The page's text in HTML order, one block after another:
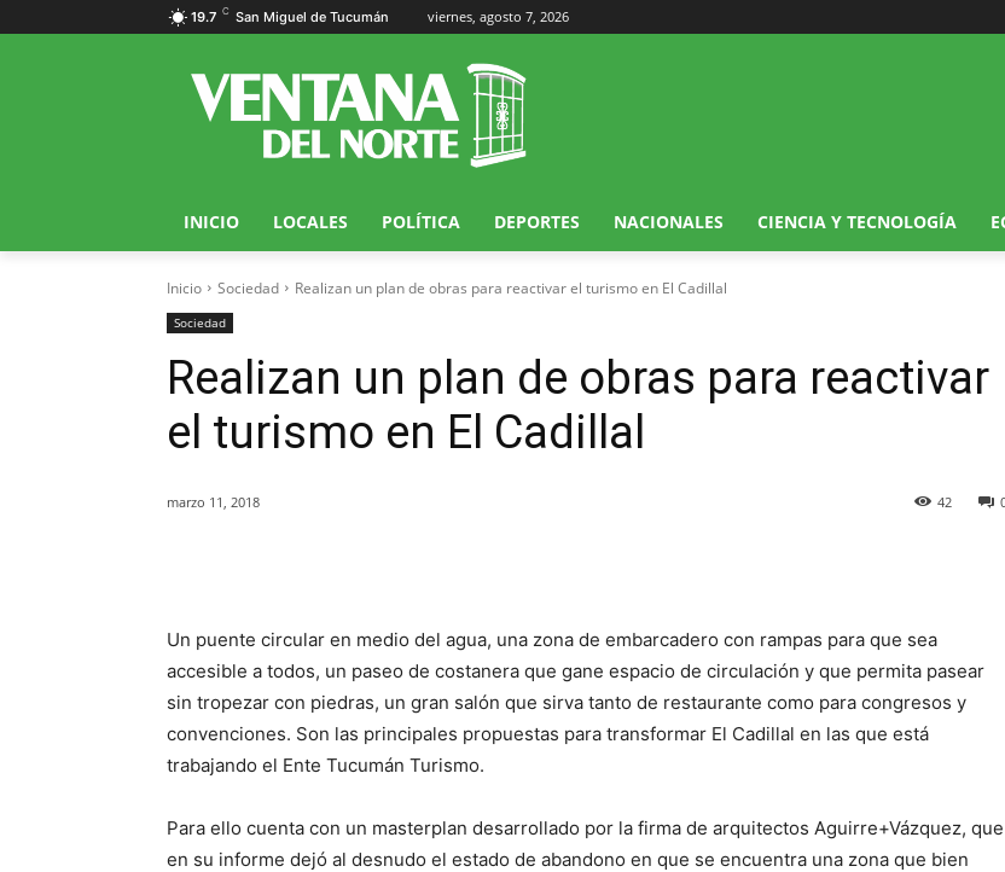
19.7 C San Miguel de Tucumán viernes, agosto 7, 2026
INICIO LOCALES POLÍTICA DEPORTES NACIONALES CIENCIA Y TECNOLOGÍA
Inicio Sociedad Realizan un plan de obras para reactivar el turismo en El Cadillal
Sociedad
Realizan un plan de obras para reactivar
el turismo en El Cadillal
marzo 11, 2018 42
Un puente circular en medio del agua, una zona de embarcadero con rampas para que sea
accesible a todos, un paseo de costanera que gane espacio de circulación y que permita pasear
sin tropezar con piedras, un gran salón que sirva tanto de restaurante como para congresos y
convenciones. Son las principales propuestas para transformar El Cadillal en las que está
trabajando el Ente Tucumán Turismo.
Para ello cuenta con un masterplan desarrollado por la firma de arquitectos Aguirre+Vázquez, que
en su informe dejó al desnudo el estado de abandono en que se encuentra una zona que bien